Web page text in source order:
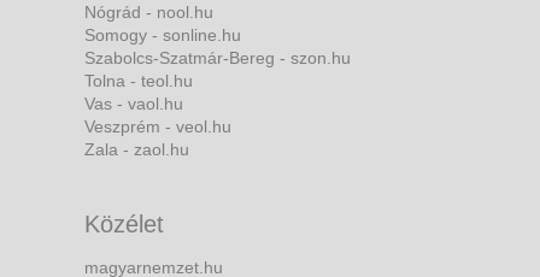
Nógrád - nool.hu
Somogy - sonline.hu
Szabolcs-Szatmár-Bereg - szon.hu
Tolna - teol.hu
Vas - vaol.hu
Veszprém - veol.hu
Zala - zaol.hu
Közélet
magyarnemzet.hu